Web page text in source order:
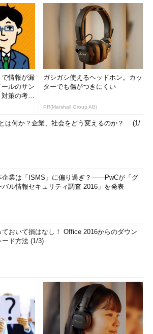
情報が漏
ルのサン
策の考え
ガシガシ使えるヘッドホン。カッ
ターでも傷がつきにくい
PR(Marshall Group AB)
は何か？企業、社会をどう変えるのか？ (1/
企業は「ISMS」に偏り過ぎ？――PwCが「グ
バル情報セキュリティ調査 2016」を発表
ておいて損はなし！ Office 2016からのダウン
ード方法 (1/3)